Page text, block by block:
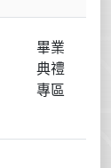
畢業
典禮
專區